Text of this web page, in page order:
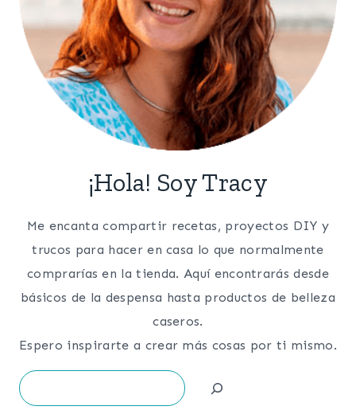
¡Hola! Soy Tracy
Me encanta compartir recetas, proyectos DIY y
trucos para hacer en casa lo que normalmente
comprarías en la tienda. Aquí encontrarás desde
básicos de la despensa hasta productos de belleza
caseros.
Espero inspirarte a crear más cosas por ti mismo.
Search